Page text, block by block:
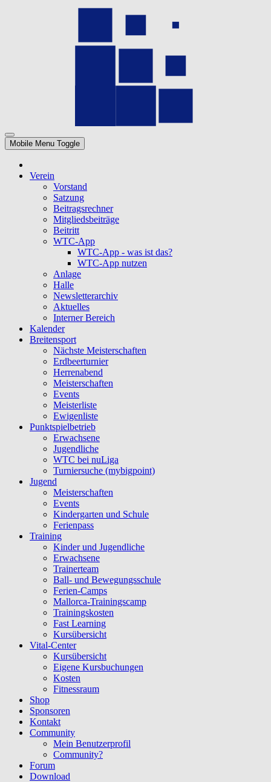
Mobile Menu Toggle
Verein
Vorstand
Satzung
Beitragsrechner
Mitgliedsbeiträge
Beitritt
WTC-App
WTC-App - was ist das?
WTC-App nutzen
Anlage
Halle
Newsletterarchiv
Aktuelles
Interner Bereich
Kalender
Breitensport
Nächste Meisterschaften
Erdbeerturnier
Herrenabend
Meisterschaften
Events
Meisterliste
Ewigenliste
Punktspielbetrieb
Erwachsene
Jugendliche
WTC bei nuLiga
Turniersuche (mybigpoint)
Jugend
Meisterschaften
Events
Kindergarten und Schule
Ferienpass
Training
Kinder und Jugendliche
Erwachsene
Trainerteam
Ball- und Bewegungsschule
Ferien-Camps
Mallorca-Trainingscamp
Trainingskosten
Fast Learning
Kursübersicht
Vital-Center
Kursübersicht
Eigene Kursbuchungen
Kosten
Fitnessraum
Shop
Sponsoren
Kontakt
Community
Mein Benutzerprofil
Community?
Forum
Download